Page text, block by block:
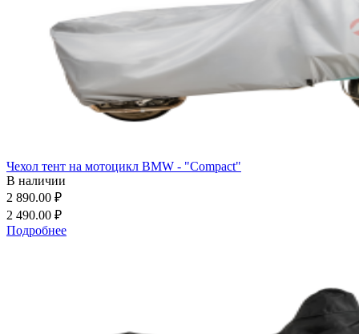
Чехол тент на мотоцикл BMW - "Compact"
В наличии
2 890.00 ₽
2 490.00 ₽
Подробнее